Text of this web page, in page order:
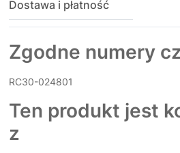
Dostawa i płatność
Zgodne numery
RC30-024801
Ten produkt jest
z